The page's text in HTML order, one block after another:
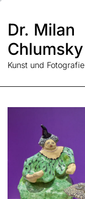
content
Dr. Milan
Chlumsky
Kunst und Fotografie